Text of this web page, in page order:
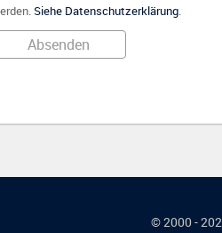
Siehe Datenschutzerklärung.
© 2000 -